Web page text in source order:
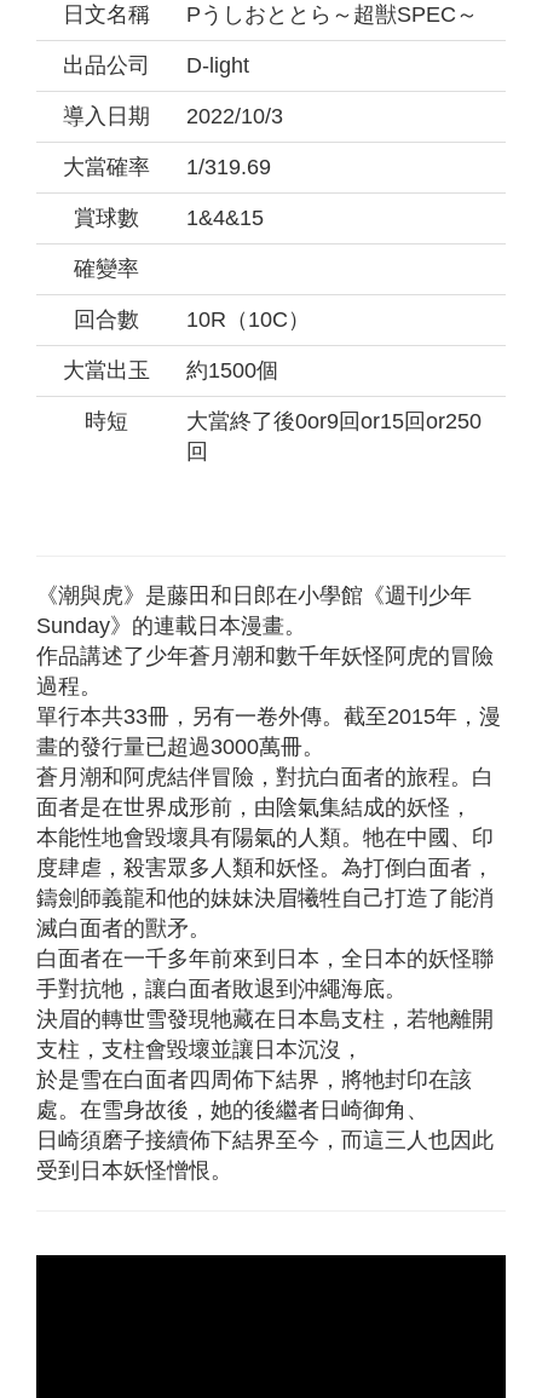
日文名稱 Pうしおととら～超獣SPEC～
出品公司 D-light
導入日期 2022/10/3
大當確率 1/319.69
賞球數 1&4&15
確變率
回合數 10R（10C）
大當出玉 約1500個
時短
大當終了後0or9回or15回or250
回
《潮與虎》是藤田和日郎在小學館《週刊少年
Sunday》的連載日本漫畫。
作品講述了少年蒼月潮和數千年妖怪阿虎的冒險
過程。
單行本共33冊，另有一卷外傳。截至2015年，漫
畫的發行量已超過3000萬冊。
蒼月潮和阿虎結伴冒險，對抗白面者的旅程。白
面者是在世界成形前，由陰氣集結成的妖怪，
本能性地會毀壞具有陽氣的人類。牠在中國、印
度肆虐，殺害眾多人類和妖怪。為打倒白面者，
鑄劍師義龍和他的妹妹決眉犧牲自己打造了能消
滅白面者的獸矛。
白面者在一千多年前來到日本，全日本的妖怪聯
手對抗牠，讓白面者敗退到沖繩海底。
決眉的轉世雪發現牠藏在日本島支柱，若牠離開
支柱，支柱會毀壞並讓日本沉沒，
於是雪在白面者四周佈下結界，將牠封印在該
處。在雪身故後，她的後繼者日崎御角、
日崎須磨子接續佈下結界至今，而這三人也因此
受到日本妖怪憎恨。